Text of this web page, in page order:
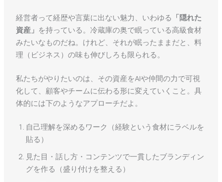
経営者って経歴や言葉に出ない魅力、いわゆる 「隠れた
資産」 を持っている。冷蔵庫の奥で眠っている高級食材
みたいなものだね。けれど、それが眠ったままだと、料
理（ビジネス）の味も伸びしろも限られる。
私たちがやりたいのは、その資産をAIや仲間の力で可視
化して、顧客やチームに伝わる形に変えていくこと。具
体的には下のようなアプローチだよ。
自己理解を深めるワーク（経験という食材にラベルを
貼る）
見た目・話し方・コンテンツで一貫したブランディン
グを作る（盛り付けを整える）